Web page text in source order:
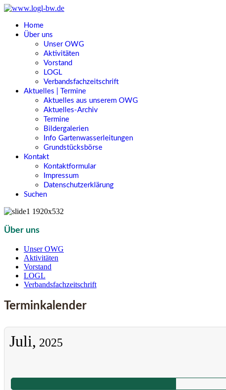
Home
Über uns
Unser OWG
Aktivitäten
Vorstand
LOGL
Verbandsfachzeitschrift
Aktuelles | Termine
Aktuelles aus unserem OWG
Aktuelles-Archiv
Termine
Bildergalerien
Info Gartenwasserleitungen
Grundstücksbörse
Kontakt
Kontaktformular
Impressum
Datenschutzerklärung
Suchen
Über uns
Unser OWG
Aktivitäten
Vorstand
LOGL
Verbandsfachzeitschrift
Terminkalender
Juli, 2025